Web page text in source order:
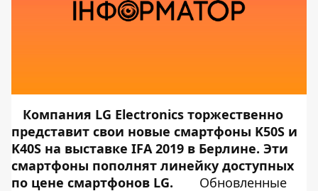
Компания LG Electronics торжественно
представит свои новые смартфоны K50S и
K40S на выставке IFA 2019 в Берлине. Эти
смартфоны пополнят линейку доступных
по цене смартфонов LG.
Обновленные